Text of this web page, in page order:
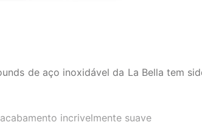
de aço inoxidável da La Bella tem
incrivelmente suave